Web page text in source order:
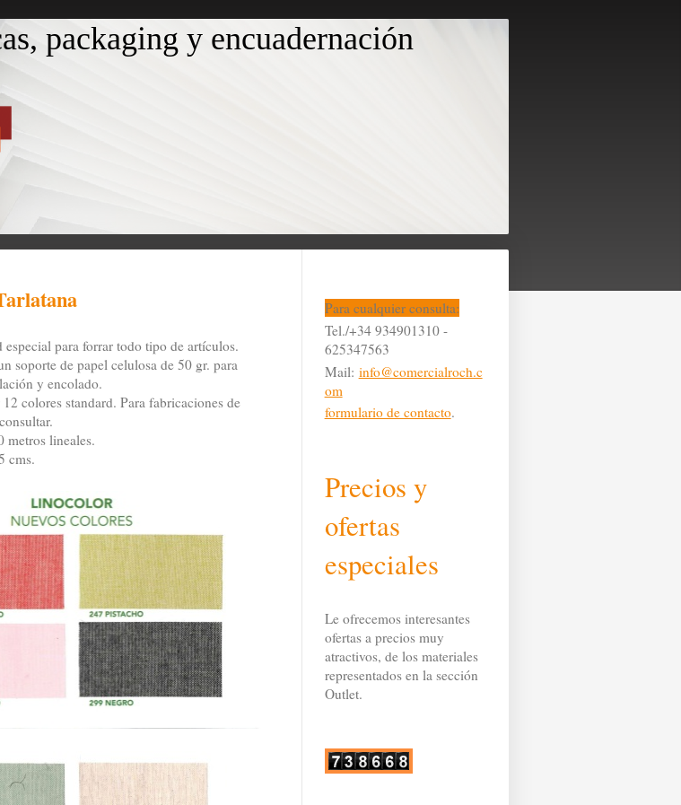
packaging y encuadernación
especial para forrar todo tipo de artículos.
soporte de papel celulosa de 50 gr. para
y encolado.
colores standard. Para fabricaciones de
metros lineales.
cms.
Para cualquier consulta:
Tel./+34 934901310 -
625347563
Mail: info@comercialroch.c
om
formulario de contacto.
Precios y
ofertas
especiales
Le ofrecemos interesantes
ofertas a precios muy
atractivos, de los materiales
representados en la sección
Outlet.